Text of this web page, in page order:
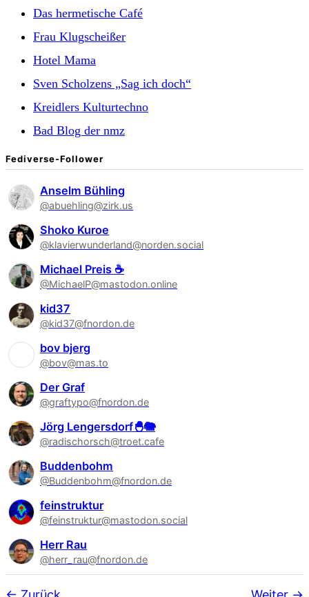
Das hermetische Café
Frau Klugscheißer
Hotel Mama
Sven Scholzens „Sag ich doch“
Kreidlers Kulturtechno
Bad Blog der nmz
Fediverse-Follower
Anselm Bühling
@abuehling@zirk.us
Shoko Kuroe
@klavierwunderland@norden.social
Michael Preis ☕
@MichaelP@mastodon.online
kid37
@kid37@fnordon.de
bov bjerg
@bov@mas.to
Der Graf
@graftypo@fnordon.de
Jörg Lengersdorf🐣🐘
@radischorsch@troet.cafe
Buddenbohm
@Buddenbohm@fnordon.de
feinstruktur
@feinstruktur@mastodon.social
Herr Rau
@herr_rau@fnordon.de
Follower-